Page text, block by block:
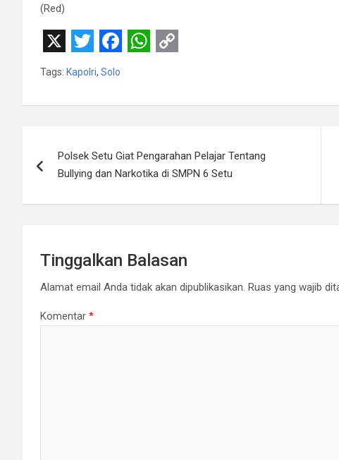
(Red)
X T
w
i
t
e
r
F
c
b
o
o
a
s
A
p
p
L
i
n
Tags: Kapolri, Solo
posPolsek Setu Giat Pengarahan Pelajar Tentang
Bullying dan Narkotika di SMPN 6 Setu
Tinggalkan Balasan
Alamat email Anda tidak akan dipublikasikan. Ruas yang wajib
Komentar *